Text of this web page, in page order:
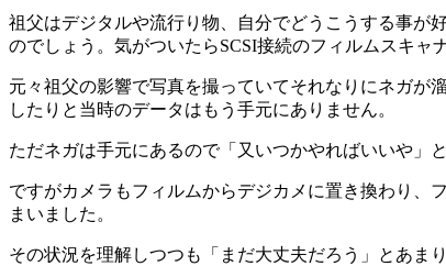
祖父はデジタルや流行り物、自分でどうこうする事が
のでしょう。気がついたらSCSI接続のフィルムスキャ
元々祖父の影響で写真を撮っていてそれなりにネガが
したりと当時のデータはもう手元にありません。
ただネガは手元にあるので「又いつかやればいいや」
ですがカメラもフィルムからデジカメに置き換わり、
まいました。
その状況を理解しつつも「まだ大丈夫だろう」とあま